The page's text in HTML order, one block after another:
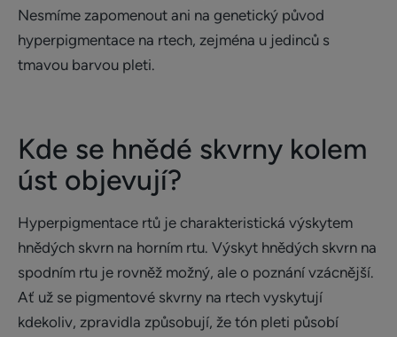
Nesmíme zapomenout ani na genetický původ
hyperpigmentace na rtech, zejména u jedinců s
tmavou barvou pleti.
Kde se hnědé skvrny kolem
úst objevují?
Hyperpigmentace rtů je charakteristická výskytem
hnědých skvrn na horním rtu. Výskyt hnědých skvrn na
spodním rtu je rovněž možný, ale o poznání vzácnější.
Ať už se pigmentové skvrny na rtech vyskytují
kdekoliv, zpravidla způsobují, že tón pleti působí